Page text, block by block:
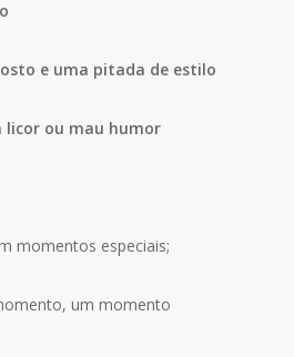
e uma pitada de estilo
licor ou mau humor
momentos especiais;
um momento